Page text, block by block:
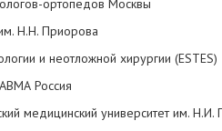
ортопедов Москвы
Н.Н. Приорова
и неотложной хирургии (ESTES)
Россия
медицинский университет им. Н.И.